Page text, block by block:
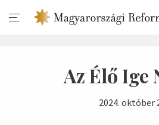
Az Élő Ige
2024. október